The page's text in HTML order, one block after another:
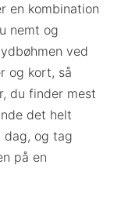
en kombination
nemt og
ved
og kort, så
du finder mest
det helt
dag, og tag
på en